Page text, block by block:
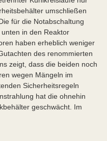
umschließen
für die Notabschaltung
in den Reaktor
haben erheblich weniger
des renommierten
zeigt, dass die beiden noch
wegen Mängeln im
Sicherheitsregeln
hat die ohnehin
geschwächt. Im